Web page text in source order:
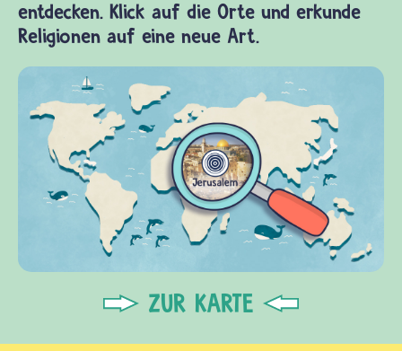
entdecken. Klick auf die Orte und erkunde
Religionen auf eine neue Art.
ZUR KARTE